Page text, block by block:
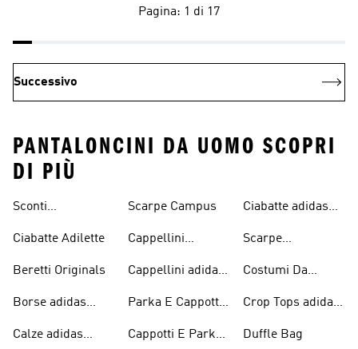
Pagina: 1 di 17
Successivo
PANTALONCINI DA UOMO SCOPRI
DI PIÙ
Sconti
adidas Originals
Ciabatte Adilette
Beretti Originals
Borse adidas
Calze adidas
Scarpe Campus
Cappellini
Cappellini adidas
Parka E Cappotti
Cappotti E Parkas
Ciabatte adidas
Scarpe
Costumi Da
Crop Tops adidas
Duffle Bag